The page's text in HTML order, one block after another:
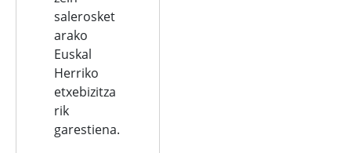
salerosket
arako
Euskal
Herriko
etxebizitza
rik
garestiena.